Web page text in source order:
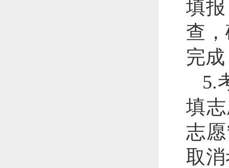
填
查
完
5.
填
志
取